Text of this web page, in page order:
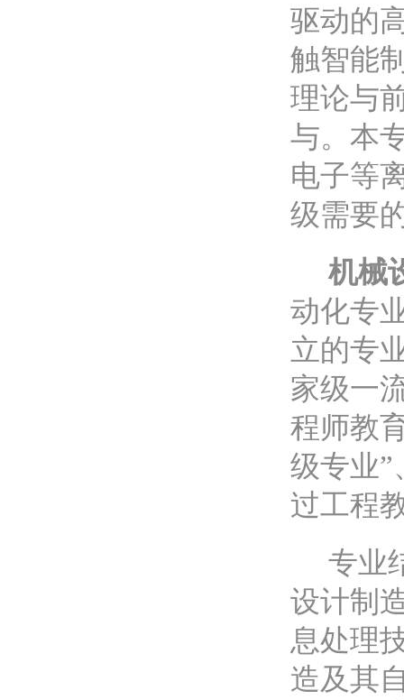
驱动的
触智能
理论与
与。本
电子等
级需要
机械
动化专
立的专
家级一
程师教
级专业”
过工程
专业
设计制
息处理
造及其